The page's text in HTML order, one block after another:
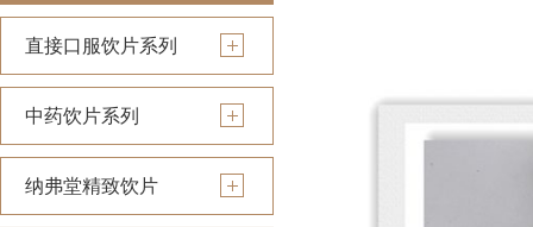
直接口服饮片系列
中药饮片系列
纳弗堂精致饮片